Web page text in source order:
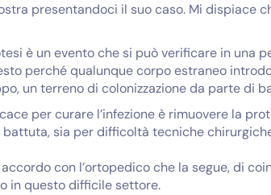
presentandoci il suo caso. Mi dispiace
è un evento che si può verificare in una
perché qualunque corpo estraneo
un terreno di colonizzazione da parte di
per curare l’infezione è rimuovere la
sia per difficoltà tecniche
con l’ortopedico che la segue, di
in questo difficile settore.